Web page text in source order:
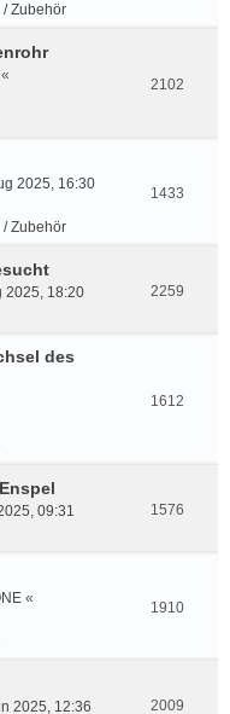
/ Zubehör
«
2102
2025, 16:30
/ Zubehör
1433
2025, 18:20
2259
des
1612
09:31
1576
«
1910
2025, 12:36
2009